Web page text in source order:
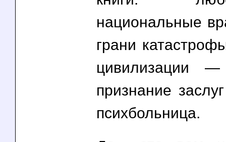
национальные
грани
цивилизации
признание
психбольница.